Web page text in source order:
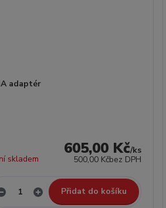
adaptér
605,00 Kč/ks
500,00 Kčbez DPH
skladem
Přidat do košíku